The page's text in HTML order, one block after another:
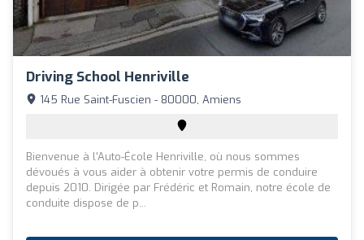
Driving School Henriville
145 Rue Saint-Fuscien - 80000, Amiens
Bienvenue à l'Auto-École Henriville, où nous sommes
dévoués à vous aider à obtenir votre permis de conduire
depuis 2010. Dirigée par Frédéric et Romain, notre école de
conduite dispose de p...